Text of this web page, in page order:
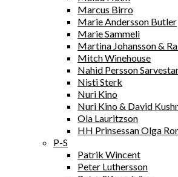
Marcus Birro
Marie Andersson Butler
Marie Sammeli
Martina Johansson &
Mitch Winehouse
Nahid Persson
Nisti Sterk
Nuri Kino
Nuri Kino & David
Ola Lauritzson
HH Prinsessan Olga
P-S
Patrik Wincent
Peter Luthersson